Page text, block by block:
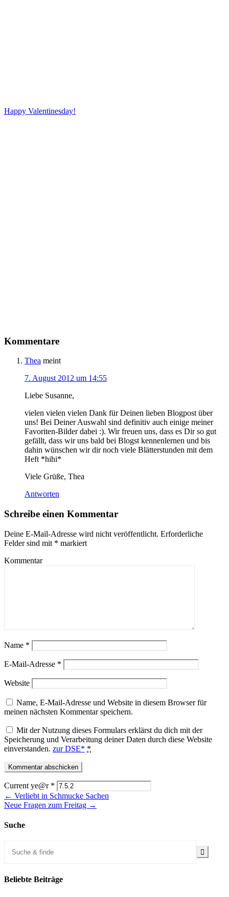
Happy Valentinesday!
Kommentare
Thea meint
7. August 2012 um 14:55
Liebe Susanne,
vielen vielen vielen Dank für Deinen lieben Blogpost über
uns! Bei Deiner Auswahl sind definitiv auch einige meiner
Favoriten-Bilder dabei :). Wir freuen uns, dass es Dir so gut
gefällt, dass wir uns bald bei Blogst kennenlernen und bis
dahin wünschen wir dir noch viele Blätterstunden mit dem
Heft *hihi*
Viele Grüße, Thea
Antworten
Schreibe einen Kommentar
Deine E-Mail-Adresse wird nicht veröffentlicht. Erforderliche
Felder sind mit * markiert
Kommentar
Name *
E-Mail-Adresse *
Website
Name, E-Mail-Adresse und Website in diesem Browser für
meinen nächsten Kommentar speichern.
Mit der Nutzung dieses Formulars erklärst du dich mit der
Speicherung und Verarbeitung deiner Daten durch diese Website
einverstanden. zur DSE* *
Current ye@r *
← Verliebt in Schmucke Sachen
Neue Fragen zum Freitag →
Suche
Beliebte Beiträge